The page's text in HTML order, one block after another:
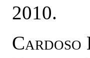
2010.
Cardoso